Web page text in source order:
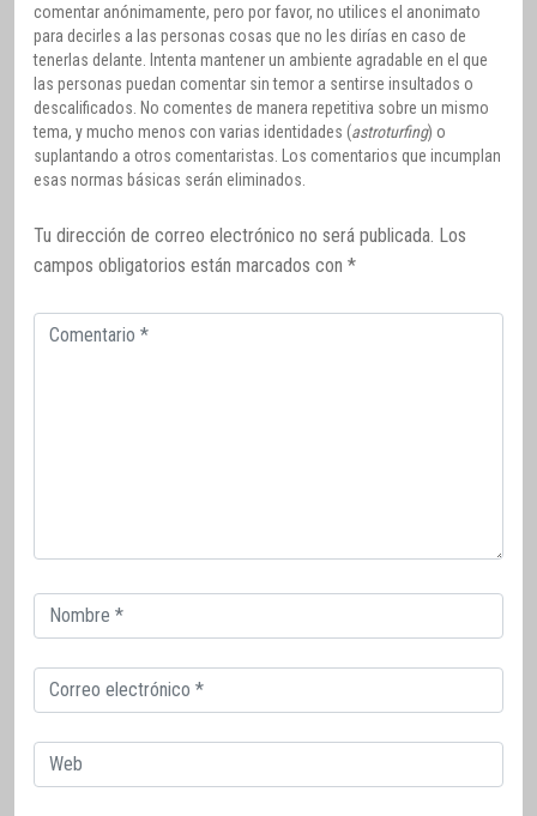
comentar anónimamente, pero por favor, no utilices el anonimato
para decirles a las personas cosas que no les dirías en caso de
tenerlas delante. Intenta mantener un ambiente agradable en el que
las personas puedan comentar sin temor a sentirse insultados o
descalificados. No comentes de manera repetitiva sobre un mismo
tema, y mucho menos con varias identidades (astroturfing) o
suplantando a otros comentaristas. Los comentarios que incumplan
esas normas básicas serán eliminados.
Tu dirección de correo electrónico no será publicada. Los
campos obligatorios están marcados con *
Comentario
Correo
electrónico
Correo
electrónico
Web